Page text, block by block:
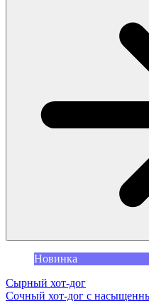
Новинка
Сырный хот-дог
Сочный хот-дог с